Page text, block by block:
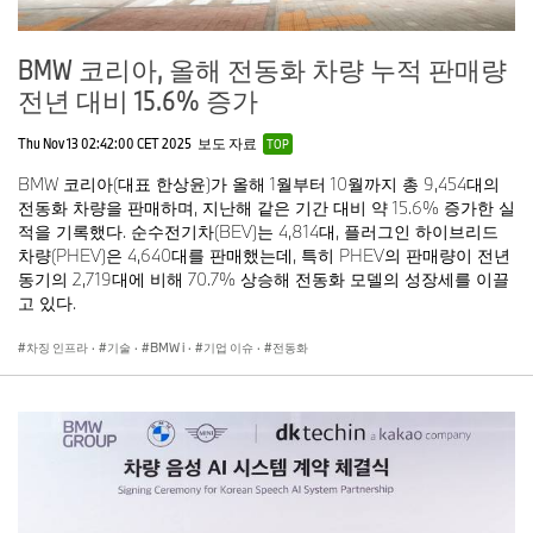
BMW 코리아, 올해 전동화 차량 누적 판매량
전년 대비 15.6% 증가
Thu Nov 13 02:42:00 CET 2025 보도 자료 TOP
BMW 코리아(대표 한상윤)가 올해 1월부터 10월까지 총 9,454대의
전동화 차량을 판매하며, 지난해 같은 기간 대비 약 15.6% 증가한 실
적을 기록했다. 순수전기차(BEV)는 4,814대, 플러그인 하이브리드
차량(PHEV)은 4,640대를 판매했는데, 특히 PHEV의 판매량이 전년
동기의 2,719대에 비해 70.7% 상승해 전동화 모델의 성장세를 이끌
고 있다.
차징 인프라 · 기술 · BMW i · 기업 이슈 · 전동화